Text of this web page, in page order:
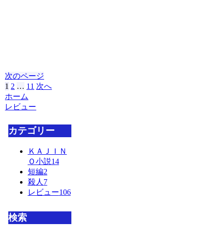
次のページ
1 2 … 11 次へ
ホーム
レビュー
カテゴリー
ＫＡＪＩＮ
Ｏ小説14
短編2
殺人 7
レビュー106
検索